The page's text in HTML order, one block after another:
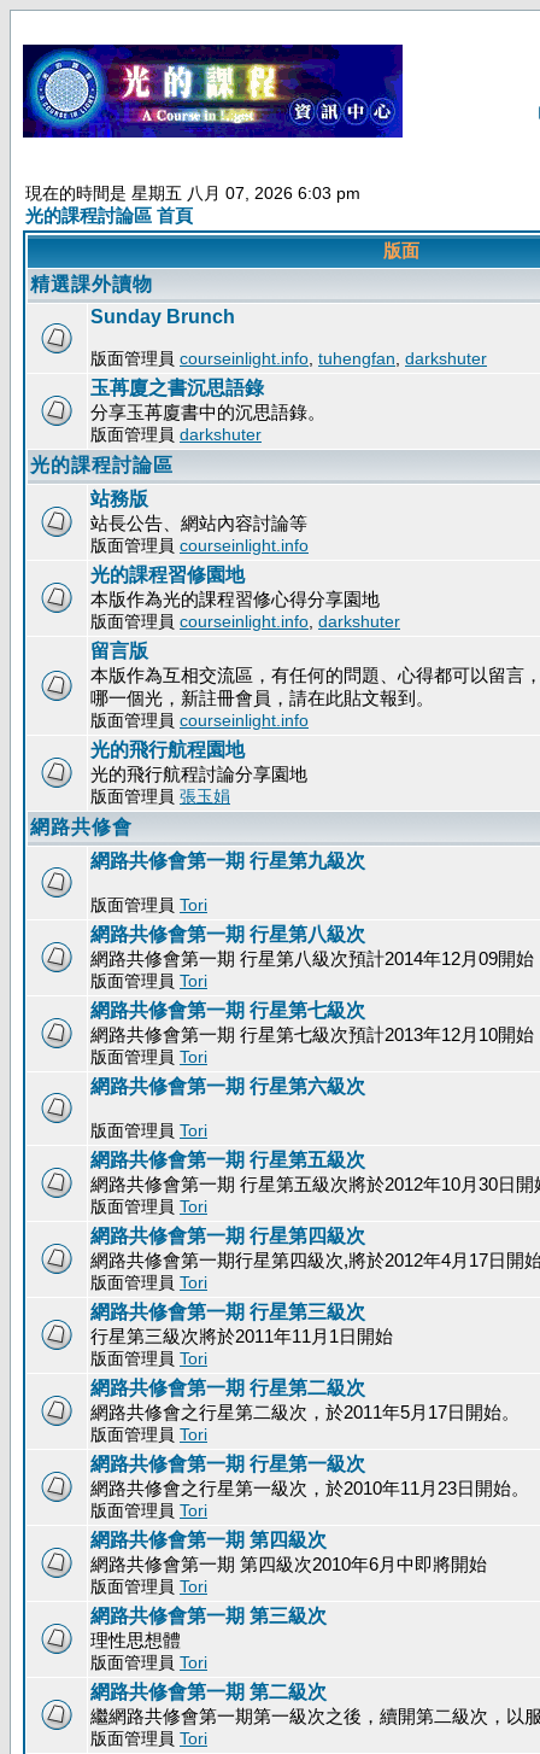
現在的時間是 星期五 八月 07, 2026 6:03 pm
光的課程討論區 首頁
版面
精選課外讀物
Sunday Brunch
版面管理員 courseinlight.info tuhengfan darkshuter
玉苒廈之書沉思語錄
分享玉苒廈書中的沉思語錄。
版面管理員 darkshuter
光的課程討論區
站務版
站長公告、網站內容討論等
版面管理員 courseinlight.info
光的課程習修園地
本版作為光的課程習修心得分享園地
版面管理員 courseinlight.info darkshuter
留言版
本版作為互相交流區，有任何的問題、心得都可以留言
哪一個光，新註冊會員，請在此貼文報到。
版面管理員 courseinlight.info
光的飛行航程園地
光的飛行航程討論分享園地
版面管理員 張玉娟
網路共修會
網路共修會第一期 行星第九級次
版面管理員 Tori
網路共修會第一期 行星第八級次
網路共修會第一期 行星第八級次預計2014年12月09開始
版面管理員 Tori
網路共修會第一期 行星第七級次
網路共修會第一期 行星第七級次預計2013年12月10開始
版面管理員 Tori
網路共修會第一期 行星第六級次
版面管理員 Tori
網路共修會第一期 行星第五級次
網路共修會第一期 行星第五級次將於2012年10月30日開
版面管理員 Tori
網路共修會第一期 行星第四級次
網路共修會第一期行星第四級次,將於2012年4月17日開
版面管理員 Tori
網路共修會第一期 行星第三級次
行星第三級次將於2011年11月1日開始
版面管理員 Tori
網路共修會第一期 行星第二級次
網路共修會之行星第二級次，於2011年5月17日開始。
版面管理員 Tori
網路共修會第一期 行星第一級次
網路共修會之行星第一級次，於2010年11月23日開始。
版面管理員 Tori
網路共修會第一期 第四級次
網路共修會第一期 第四級次2010年6月中即將開始
版面管理員 Tori
網路共修會第一期 第三級次
理性思想體
版面管理員 Tori
網路共修會第一期 第二級次
繼網路共修會第一期第一級次之後，續開第二級次，以
版面管理員 Tori